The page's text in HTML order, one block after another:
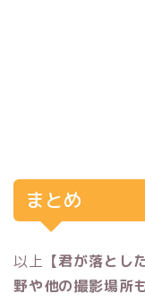
まとめ
以上 【君が落とし
野や他の撮影場所